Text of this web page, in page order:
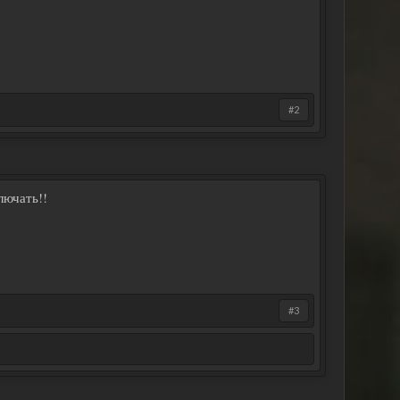
#2
#3